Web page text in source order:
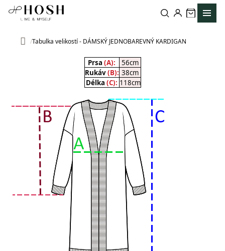
Přejít
Domů
Tabulka velikostí - DÁMSKÝ JEDNOBAREVNÝ KARDIGAN
Prsa (A):
56cm
Rukáv(B): 38cm
Délka (C): 118cm